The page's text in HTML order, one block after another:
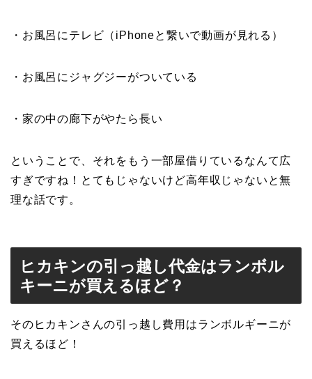
・お風呂にテレビ（iPhoneと繋いで動画が見れる）
・お風呂にジャグジーがついている
・家の中の廊下がやたら長い
ということで、それをもう一部屋借りているなんて広
すぎですね！とてもじゃないけど高年収じゃないと無
理な話です。
ヒカキンの引っ越し代金はランボル
キーニが買えるほど？
そのヒカキンさんの引っ越し費用はランボルギーニが
買えるほど！